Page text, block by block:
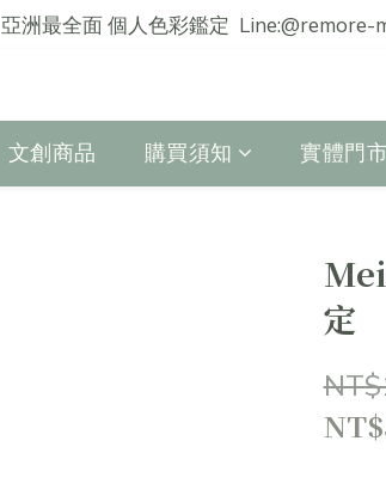
亞洲最全面 個人色彩鑑定  Line:@remore-
文創商品 購買須知 實體門
定